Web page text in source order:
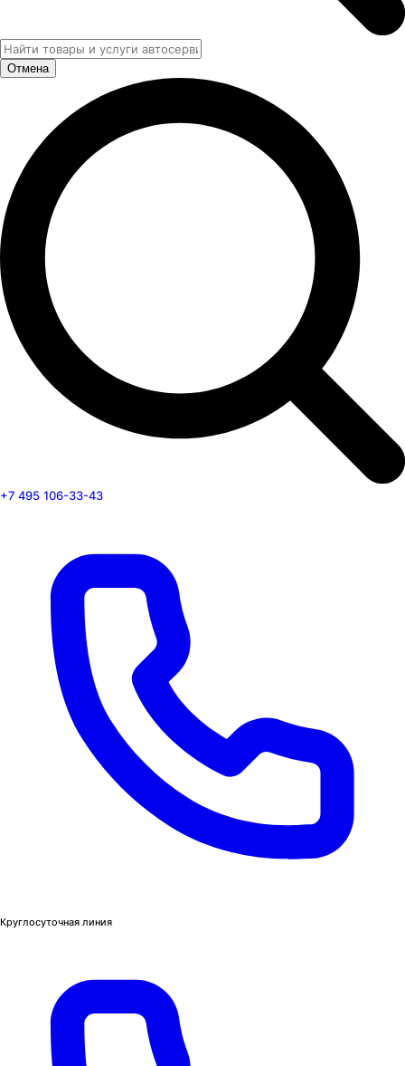
Отмена
+7 495 106-33-43
Круглосуточная линия